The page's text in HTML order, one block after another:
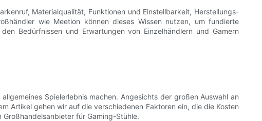
Materialqualität, Funktionen und Einstellbarkeit, Herstellungs-
wie Meetion können dieses Wissen nutzen, um fundierte
Bedürfnissen und Erwartungen von Einzelhändlern und Gamern
Spielerlebnis machen. Angesichts der großen Auswahl an
Artikel gehen wir auf die verschiedenen Faktoren ein, die die Kosten
für Gaming-Stühle.